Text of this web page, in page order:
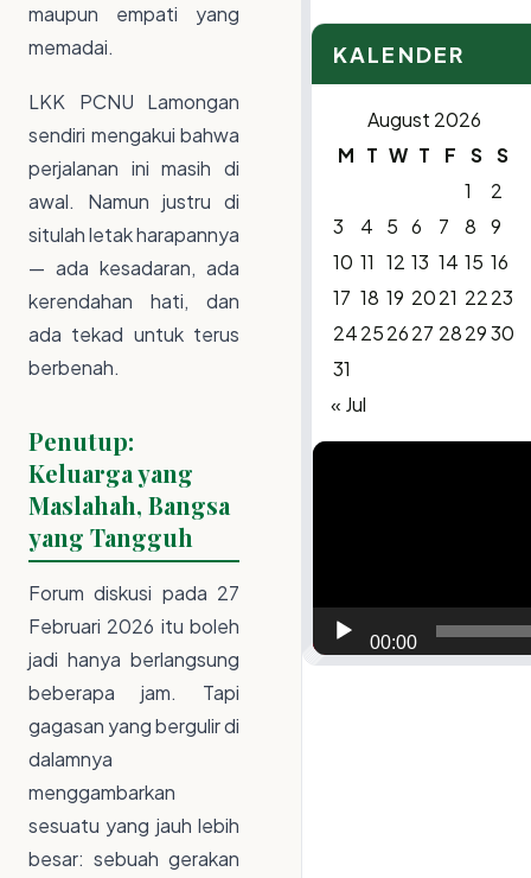
maupun empati yang
memadai.
LKK PCNU Lamongan
sendiri mengakui bahwa
perjalanan ini masih di
awal. Namun justru di
situlah letak harapannya
— ada kesadaran, ada
kerendahan hati, dan
ada tekad untuk terus
berbenah.
Penutup:
Keluarga yang
Maslahah, Bangsa
yang Tangguh
Forum diskusi pada 27
Februari 2026 itu boleh
jadi hanya berlangsung
beberapa jam. Tapi
gagasan yang bergulir di
dalamnya
menggambarkan
sesuatu yang jauh lebih
besar: sebuah gerakan
KALENDER
August 2026
M T W T F S S
1
2
3
4 5 6 7 8
9
10 11 12 13 14 15 16
17 18 19 2021 2223
24252627 282930
31
« Jul
Video
00:00